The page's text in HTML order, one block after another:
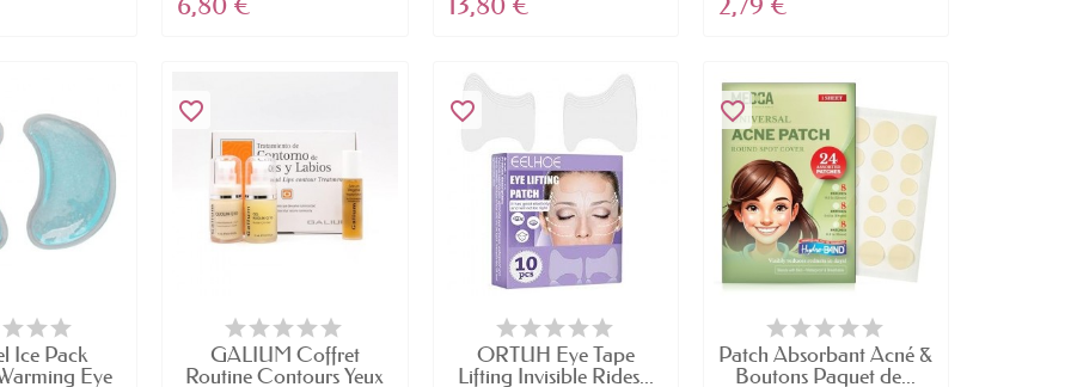
Ice Pack
Eye
favorite_border
GALIUM Coffret
Routine Contours Yeux
favorite_border
ORTUH Eye Tape
Lifting Invisible Rides...
favorite_border
Patch Absorbant Acné &
Boutons Paquet de...